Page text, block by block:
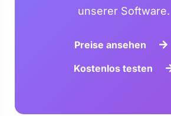
unserer Software.
Preise ansehen
Kostenlos testen